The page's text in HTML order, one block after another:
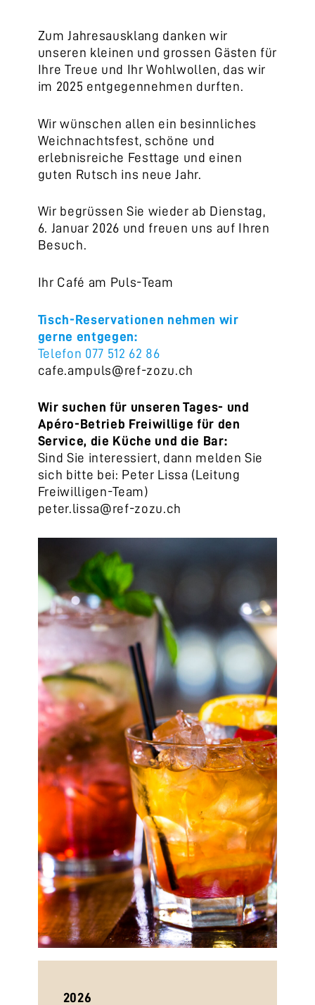
Zum Jahresausklang danken wir
unseren kleinen und grossen Gästen für
Ihre Treue und Ihr Wohlwollen, das wir
im 2025 entgegennehmen durften.
Wir wünschen allen ein besinnliches
Weichnachtsfest, schöne und
erlebnisreiche Festtage und einen
guten Rutsch ins neue Jahr.
Wir begrüssen Sie wieder ab Dienstag,
6. Januar 2026 und freuen uns auf Ihren
Besuch.
Ihr Café am Puls-Team
Tisch-Reservationen nehmen wir
gerne entgegen:
Telefon 077 512 62 86
cafe.ampuls@ref-zozu.ch
Wir suchen für unseren Tages- und
Apéro-Betrieb Freiwillige für den
Service, die Küche und die Bar:
Sind Sie interessiert, dann melden Sie
sich bitte bei: Peter Lissa (Leitung
Freiwilligen-Team)
peter.lissa@ref-zozu.ch
2026